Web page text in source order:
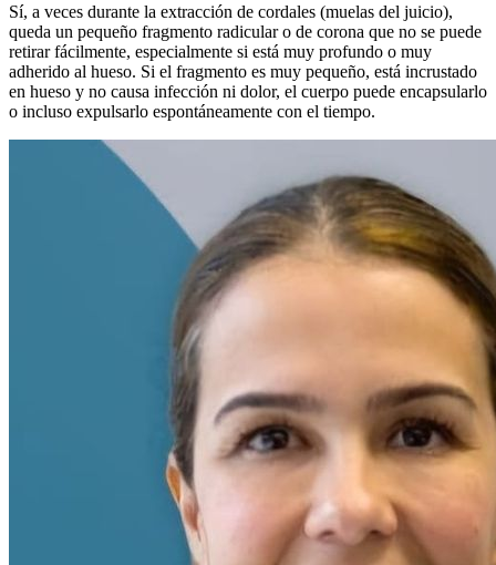
Sí, a veces durante la extracción de cordales (muelas del juicio),
queda un pequeño fragmento radicular o de corona que no se puede
retirar fácilmente, especialmente si está muy profundo o muy
adherido al hueso. Si el fragmento es muy pequeño, está incrustado
en hueso y no causa infección ni dolor, el cuerpo puede encapsularlo
o incluso expulsarlo espontáneamente con el tiempo.